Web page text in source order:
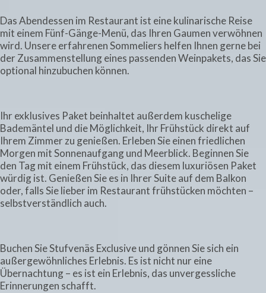
Das Abendessen im Restaurant ist eine kulinarische Reise
mit einem Fünf-Gänge-Menü, das Ihren Gaumen verwöhnen
wird. Unsere erfahrenen Sommeliers helfen Ihnen gerne bei
der Zusammenstellung eines passenden Weinpakets, das Sie
optional hinzubuchen können.
Ihr exklusives Paket beinhaltet außerdem kuschelige
Bademäntel und die Möglichkeit, Ihr Frühstück direkt auf
Ihrem Zimmer zu genießen. Erleben Sie einen friedlichen
Morgen mit Sonnenaufgang und Meerblick. Beginnen Sie
den Tag mit einem Frühstück, das diesem luxuriösen Paket
würdig ist. Genießen Sie es in Ihrer Suite auf dem Balkon
oder, falls Sie lieber im Restaurant frühstücken möchten –
selbstverständlich auch.
Buchen Sie Stufvenäs Exclusive und gönnen Sie sich ein
außergewöhnliches Erlebnis. Es ist nicht nur eine
Übernachtung – es ist ein Erlebnis, das unvergessliche
Erinnerungen schafft.